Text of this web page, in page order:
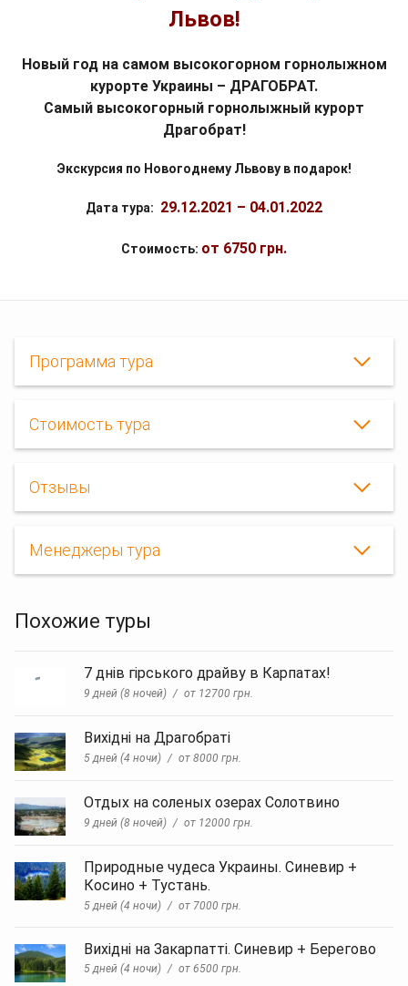
Львов!
Новый год на самом высокогорном горнолыжном
курорте Украины – ДРАГОБРАТ.
Самый высокогорный горнолыжный курорт
Драгобрат!
Экскурсия по Новогоднему Львову в подарок!
Дата тура: 29.12.2021 – 04.01.2022
Стоимость: от 6750 грн.
Программа тура
Стоимость тура
год
Львов,
2021,
горнолыжные
в
Карпаты
на
2021,
2021
цены,
Новый
год
куда
поехать
на
Отзывы
Менеджеры тура
Похожие туры
7 днів гірського драйву в Карпатах!
9 дней (8 ночей) от 12700 грн.
Вихідні на Драгобраті
5 дней (4 ночи) от 8000 грн.
Отдых на соленых озерах Солотвино
9 дней (8 ночей) от 12000 грн.
Природные чудеса Украины. Синевир +
Косино + Тустань.
5 дней (4 ночи) от 7000 грн.
Вихідні на Закарпатті. Синевир + Берегово
5 дней (4 ночи) от 6500 грн.